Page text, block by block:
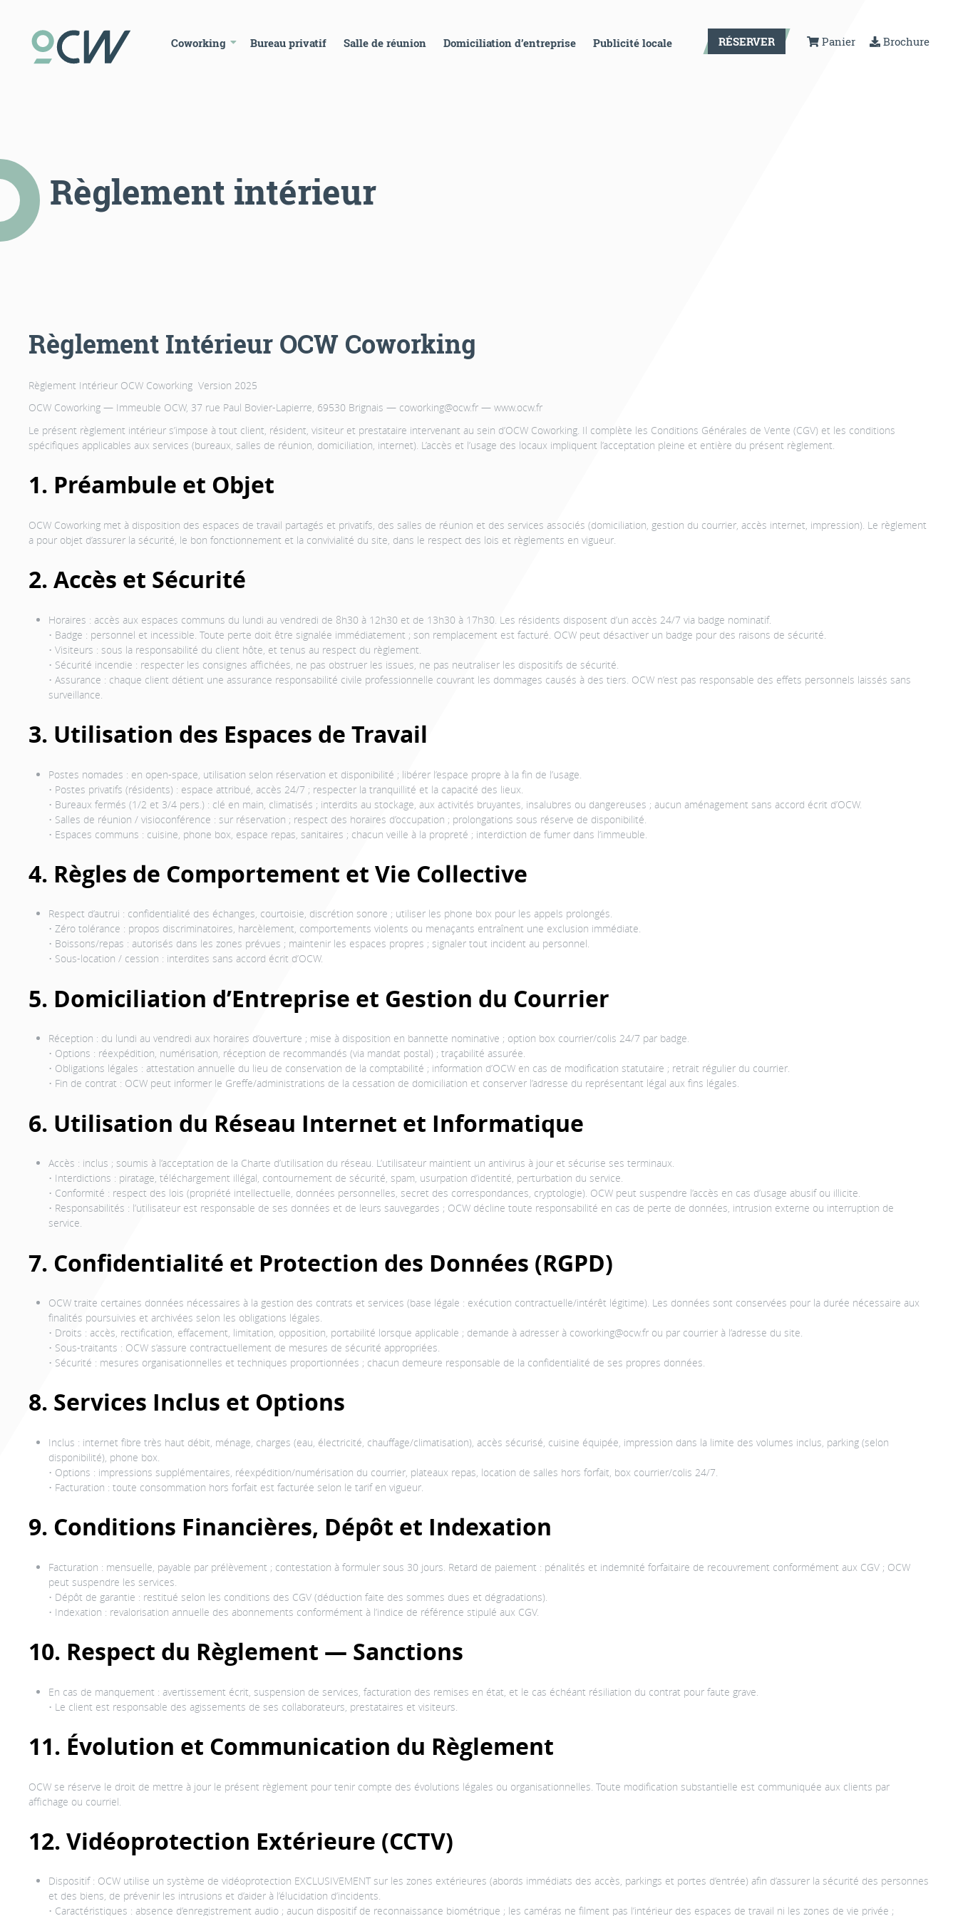
Coworking Bureau privatif Salle de réunion Domiciliation d’entreprise Publicité locale RÉSERVER Panier Brochure
Règlement intérieur
Règlement Intérieur OCW Coworking
Règlement Intérieur OCW Coworking Version 2025
OCW Coworking — Immeuble OCW, 37 rue Paul Bovier-Lapierre, 69530 Brignais — coworking@ocw.fr — www.ocw.fr
Le présent règlement intérieur s’impose à tout client, résident, visiteur et prestataire intervenant au sein d’OCW Coworking. Il complète les Conditions Générales de Vente (CGV) et les conditions
spécifiques applicables aux services (bureaux, salles de réunion, domiciliation, internet). L’accès et l’usage des locaux impliquent l’acceptation pleine et entière du présent règlement.
1. Préambule et Objet
OCW Coworking met à disposition des espaces de travail partagés et privatifs, des salles de réunion et des services associés (domiciliation, gestion du courrier, accès internet, impression). Le règlement
a pour objet d’assurer la sécurité, le bon fonctionnement et la convivialité du site, dans le respect des lois et règlements en vigueur.
2. Accès et Sécurité
Horaires : accès aux espaces communs du lundi au vendredi de 8h30 à 12h30 et de 13h30 à 17h30. Les résidents disposent d’un accès 24/7 via badge nominatif.
• Badge : personnel et incessible. Toute perte doit être signalée immédiatement ; son remplacement est facturé. OCW peut désactiver un badge pour des raisons de sécurité.
• Visiteurs : sous la responsabilité du client hôte, et tenus au respect du règlement.
• Sécurité incendie : respecter les consignes affichées, ne pas obstruer les issues, ne pas neutraliser les dispositifs de sécurité.
• Assurance : chaque client détient une assurance responsabilité civile professionnelle couvrant les dommages causés à des tiers. OCW n’est pas responsable des effets personnels laissés sans
surveillance.
3. Utilisation des Espaces de Travail
Postes nomades : en open-space, utilisation selon réservation et disponibilité ; libérer l’espace propre à la fin de l’usage.
• Postes privatifs (résidents) : espace attribué, accès 24/7 ; respecter la tranquillité et la capacité des lieux.
• Bureaux fermés (1/2 et 3/4 pers.) : clé en main, climatisés ; interdits au stockage, aux activités bruyantes, insalubres ou dangereuses ; aucun aménagement sans accord écrit d’OCW.
• Salles de réunion / visioconférence : sur réservation ; respect des horaires d’occupation ; prolongations sous réserve de disponibilité.
• Espaces communs : cuisine, phone box, espace repas, sanitaires ; chacun veille à la propreté ; interdiction de fumer dans l’immeuble.
4. Règles de Comportement et Vie Collective
Respect d’autrui : confidentialité des échanges, courtoisie, discrétion sonore ; utiliser les phone box pour les appels prolongés.
• Zéro tolérance : propos discriminatoires, harcèlement, comportements violents ou menaçants entraînent une exclusion immédiate.
• Boissons/repas : autorisés dans les zones prévues ; maintenir les espaces propres ; signaler tout incident au personnel.
• Sous-location / cession : interdites sans accord écrit d’OCW.
5. Domiciliation d’Entreprise et Gestion du Courrier
Réception : du lundi au vendredi aux horaires d’ouverture ; mise à disposition en bannette nominative ; option box courrier/colis 24/7 par badge.
• Options : réexpédition, numérisation, réception de recommandés (via mandat postal) ; traçabilité assurée.
• Obligations légales : attestation annuelle du lieu de conservation de la comptabilité ; information d’OCW en cas de modification statutaire ; retrait régulier du courrier.
• Fin de contrat : OCW peut informer le Greffe/administrations de la cessation de domiciliation et conserver l’adresse du représentant légal aux fins légales.
6. Utilisation du Réseau Internet et Informatique
Accès : inclus ; soumis à l’acceptation de la Charte d’utilisation du réseau. L’utilisateur maintient un antivirus à jour et sécurise ses terminaux.
• Interdictions : piratage, téléchargement illégal, contournement de sécurité, spam, usurpation d’identité, perturbation du service.
• Conformité : respect des lois (propriété intellectuelle, données personnelles, secret des correspondances, cryptologie). OCW peut suspendre l’accès en cas d’usage abusif ou illicite.
• Responsabilités : l’utilisateur est responsable de ses données et de leurs sauvegardes ; OCW décline toute responsabilité en cas de perte de données, intrusion externe ou interruption de
service.
7. Confidentialité et Protection des Données (RGPD)
OCW traite certaines données nécessaires à la gestion des contrats et services (base légale : exécution contractuelle/intérêt légitime). Les données sont conservées pour la durée nécessaire aux
finalités poursuivies et archivées selon les obligations légales.
• Droits : accès, rectification, effacement, limitation, opposition, portabilité lorsque applicable ; demande à adresser à coworking@ocw.fr ou par courrier à l’adresse du site.
• Sous-traitants : OCW s’assure contractuellement de mesures de sécurité appropriées.
• Sécurité : mesures organisationnelles et techniques proportionnées ; chacun demeure responsable de la confidentialité de ses propres données.
8. Services Inclus et Options
Inclus : internet fibre très haut débit, ménage, charges (eau, électricité, chauffage/climatisation), accès sécurisé, cuisine équipée, impression dans la limite des volumes inclus, parking (selon
disponibilité), phone box.
• Options : impressions supplémentaires, réexpédition/numérisation du courrier, plateaux repas, location de salles hors forfait, box courrier/colis 24/7.
• Facturation : toute consommation hors forfait est facturée selon le tarif en vigueur.
9. Conditions Financières, Dépôt et Indexation
Facturation : mensuelle, payable par prélèvement ; contestation à formuler sous 30 jours. Retard de paiement : pénalités et indemnité forfaitaire de recouvrement conformément aux CGV ; OCW
peut suspendre les services.
• Dépôt de garantie : restitué selon les conditions des CGV (déduction faite des sommes dues et dégradations).
• Indexation : revalorisation annuelle des abonnements conformément à l’indice de référence stipulé aux CGV.
10. Respect du Règlement — Sanctions
En cas de manquement : avertissement écrit, suspension de services, facturation des remises en état, et le cas échéant résiliation du contrat pour faute grave.
• Le client est responsable des agissements de ses collaborateurs, prestataires et visiteurs.
11. Évolution et Communication du Règlement
OCW se réserve le droit de mettre à jour le présent règlement pour tenir compte des évolutions légales ou organisationnelles. Toute modification substantielle est communiquée aux clients par
affichage ou courriel.
12. Vidéoprotection Extérieure (CCTV)
Dispositif : OCW utilise un système de vidéoprotection EXCLUSIVEMENT sur les zones extérieures (abords immédiats des accès, parkings et portes d’entrée) afin d’assurer la sécurité des personnes
et des biens, de prévenir les intrusions et d’aider à l’élucidation d’incidents.
• Caractéristiques : absence d’enregistrement audio ; aucun dispositif de reconnaissance biométrique ; les caméras ne filment pas l’intérieur des espaces de travail ni les zones de vie privée ;